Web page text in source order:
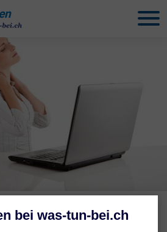
behandeln
Ursachen